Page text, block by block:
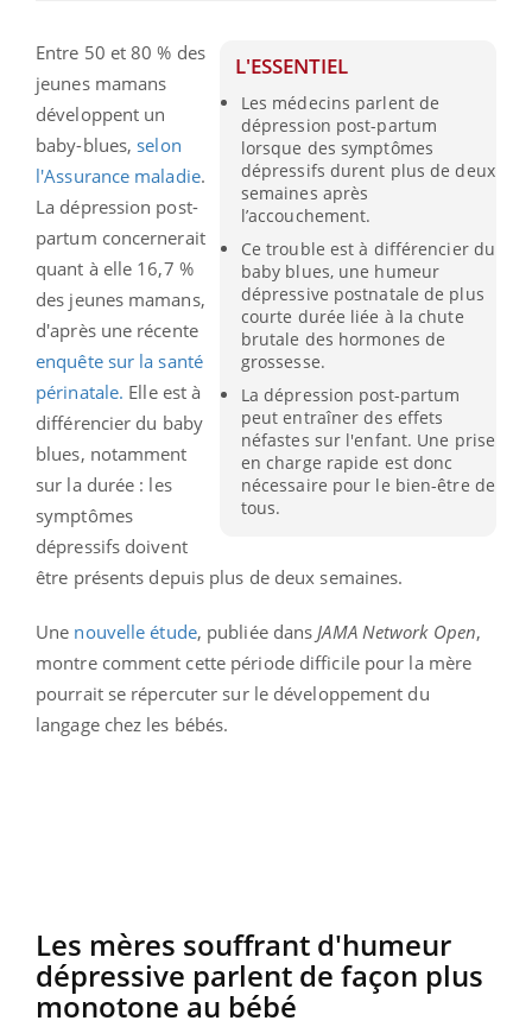
L'ESSENTIEL
Les médecins parlent de
dépression post-partum
lorsque des symptômes
dépressifs durent plus de deux
semaines après
l’accouchement.
Ce trouble est à différencier du
baby blues, une humeur
dépressive postnatale de plus
courte durée liée à la chute
brutale des hormones de
grossesse.
La dépression post-partum
peut entraîner des effets
néfastes sur l'enfant. Une prise
en charge rapide est donc
nécessaire pour le bien-être de
tous.
Entre 50 et 80 % des
jeunes mamans
développent un
baby-blues, selon
l'Assurance maladie.
La dépression post-
partum concernerait
quant à elle 16,7 %
des jeunes mamans,
d'après une récente
enquête sur la santé
périnatale. Elle est à
différencier du baby
blues, notamment
sur la durée : les
symptômes
dépressifs doivent
être présents depuis plus de deux semaines.
Une nouvelle étude, publiée dans JAMA Network Open,
montre comment cette période difficile pour la mère
pourrait se répercuter sur le développement du
langage chez les bébés.
Les mères souffrant d'humeur
dépressive parlent de façon plus
monotone au bébé